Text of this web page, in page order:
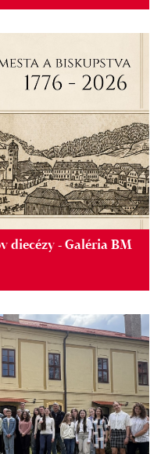
diecézy - Galéria BM